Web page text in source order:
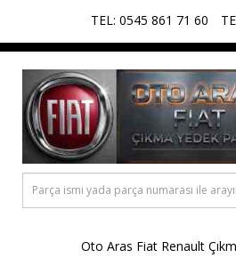
TEL: 0545 861 71 60
Oto Aras Fiat Renault